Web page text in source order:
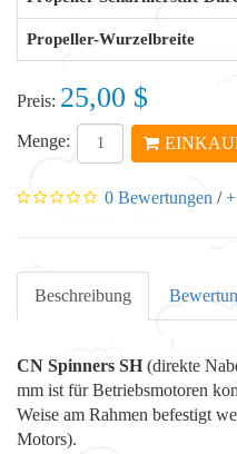
Propeller-Wurzelbreite
Preis: 25,00 $
Menge:
0 Bewertungen /
Beschreibung
CN Spinners SH (direkte
mm ist für Betriebsmotoren
Weise am Rahmen befestigt
Motors).